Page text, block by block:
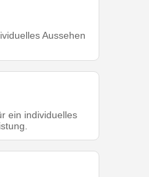
Aussehen
ein individuelles